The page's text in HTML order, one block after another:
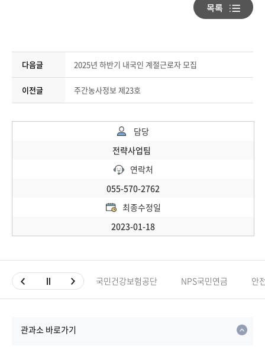
다음글 2025년 하반기 내국인 계절근로자 모집
이전글 주간농사정보 제23호
담당
전략사업팀
연락처
055-570-2762
최종수정일
2023-01-18
국민건강보험공단 NPS국민연금 안
관과소 바로가기